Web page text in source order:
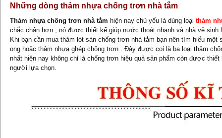
Những dòng thảm nhựa chống trơn nhà tắm
Thảm nhựa chống trơn nhà tắm hiện nay chủ yếu là dùng loại thảm
chắc chân hơn , nó được thiết kế giúp nước thoát nhanh và nhà vệ sinh
Khi bạn cần mua thảm lót sàn chống trơn nhà tắm bạn nên tìm hiểu
ong hoặc thảm nhựa ghép chống trơn . Đây được coi là ba loại thảm
nhất hiện nay không chỉ là chống trơn hiệu quả sản phẩm còn được
người lựa chọn.